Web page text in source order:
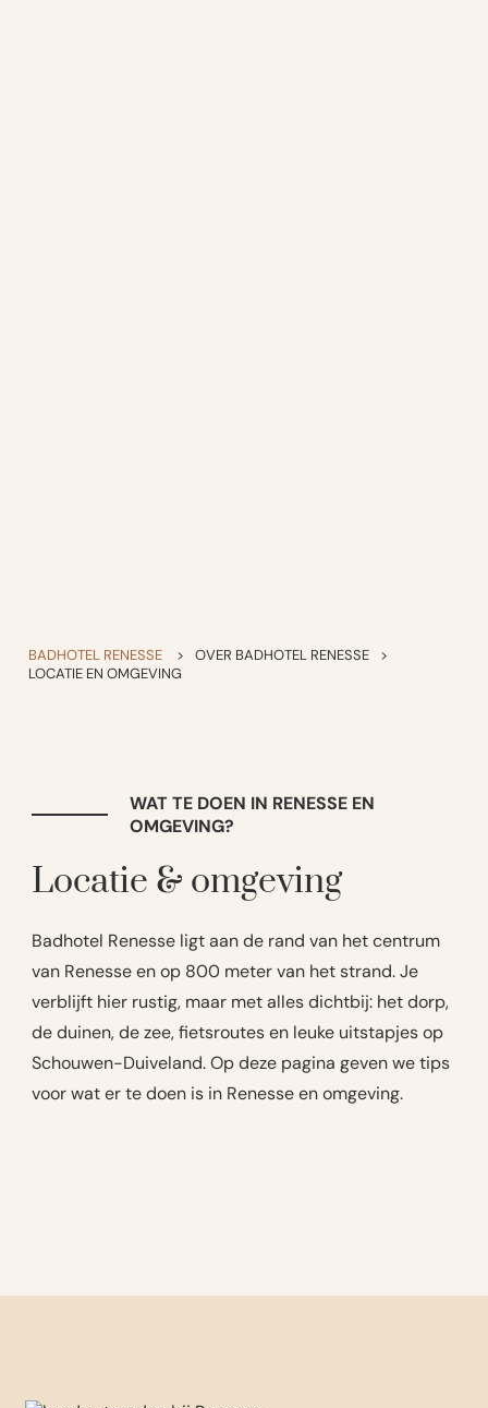
BADHOTEL RENESSE > OVER BADHOTEL RENESSE
>
LOCATIE EN OMGEVING
Locatie & omgeving
WAT TE DOEN IN RENESSE EN
OMGEVING?
Badhotel Renesse ligt aan de rand van het centrum
van Renesse en op 800 meter van het strand. Je
verblijft hier rustig, maar met alles dichtbij: het dorp,
de duinen, de zee, fietsroutes en leuke uitstapjes op
Schouwen-Duiveland. Op deze pagina geven we tips
voor wat er te doen is in Renesse en omgeving.